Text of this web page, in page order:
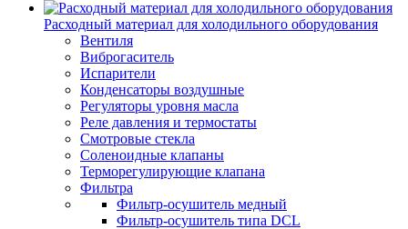
Расходный материал для холодильного оборудования
Вентиля
Виброгаситель
Испарители
Конденсаторы воздушные
Регуляторы уровня масла
Реле давления и термостаты
Смотровые стекла
Соленоидные клапаны
Терморегулирующие клапана
Фильтра
Фильтр-осушитель медный
Фильтр-осушитель типа DCL